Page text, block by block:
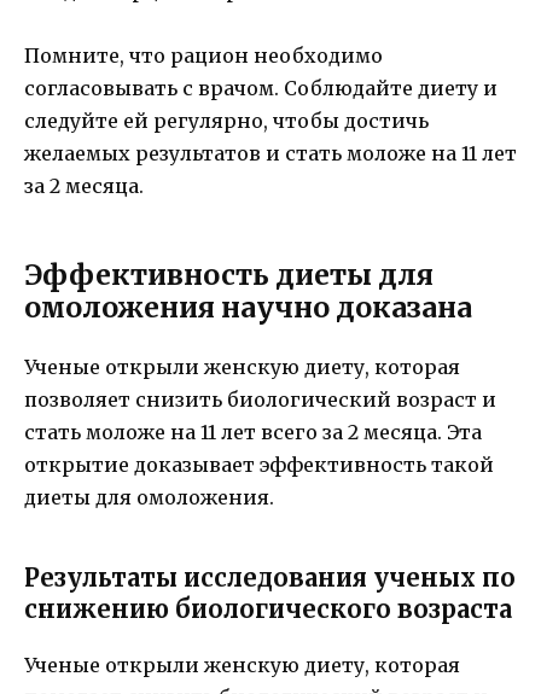
Помните, что рацион необходимо
согласовывать с врачом. Соблюдайте диету и
следуйте ей регулярно, чтобы достичь
желаемых результатов и стать моложе на 11 лет
за 2 месяца.
Эффективность диеты для
омоложения научно доказана
Ученые открыли женскую диету, которая
позволяет снизить биологический возраст и
стать моложе на 11 лет всего за 2 месяца. Эта
открытие доказывает эффективность такой
диеты для омоложения.
Результаты исследования ученых по
снижению биологического возраста
Ученые открыли женскую диету, которая